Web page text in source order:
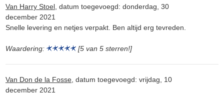
Van Harry Stoel, datum toegevoegd: donderdag, 30
december 2021
Snelle levering en netjes verpakt. Ben altijd erg tevreden.
Waardering: [5 van 5 sterren!]
Van Don de la Fosse, datum toegevoegd: vrijdag, 10
december 2021